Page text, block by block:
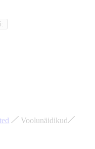
Voolunäidikud